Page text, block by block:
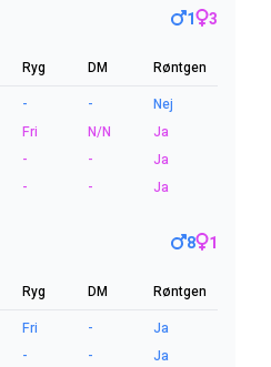
1 3
Ryg DM
Røntgen
- -
Nej
Fri N/N
Ja
- -
Ja
- - Ja
8 1
Ryg DM
Røntgen
Fri -
Ja
- -
Ja